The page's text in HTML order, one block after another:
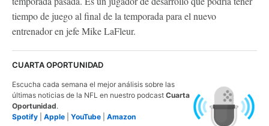
tiempo de juego al final de la temporada para el nuevo
entrenador en jefe Mike LaFleur.
CUARTA OPORTUNIDAD
Escucha cada semana el mejor análisis sobre las
últimas noticias de la NFL en nuestro podcast Cuarta
Oportunidad.
Spotify
Apple YouTube Amazon